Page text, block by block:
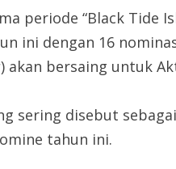
periode “Black Tide
ini dengan 16
akan bersaing untuk
sering disebut
tahun ini.